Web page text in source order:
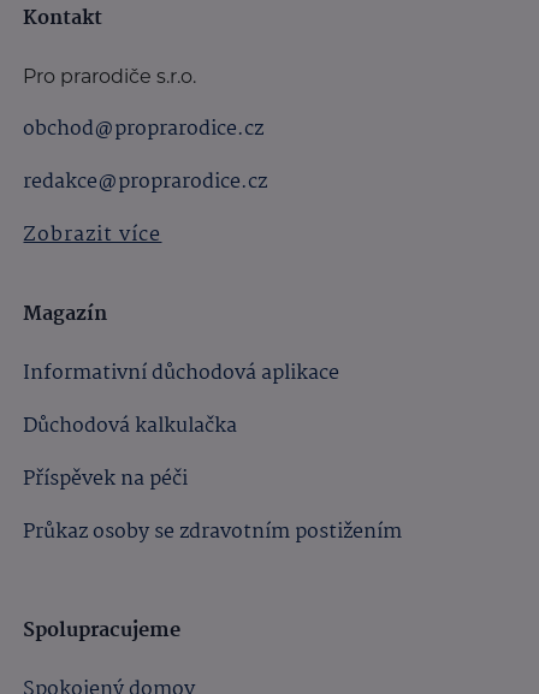
Kontakt
Pro prarodiče s.r.o.
obchod@proprarodice.cz
redakce@proprarodice.cz
Zobrazit více
Magazín
Informativní důchodová aplikace
Důchodová kalkulačka
Příspěvek na péči
Průkaz osoby se zdravotním postižením
Spolupracujeme